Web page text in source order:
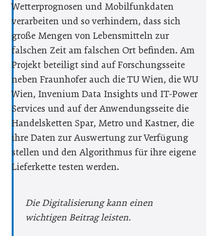
Wetterprognosen und Mobilfunkdaten
verarbeiten und so verhindern, dass sich
große Mengen von Lebensmitteln zur
falschen Zeit am falschen Ort befinden. Am
Projekt beteiligt sind auf Forschungsseite
neben Fraunhofer auch die TU Wien, die WU
Wien, Invenium Data Insights und IT-Power
Services und auf der Anwendungsseite die
Handelsketten Spar, Metro und Kast­ner, die
ihre Daten zur Auswertung zur Verfügung
stellen und den Algorithmus für ihre eigene
Lieferkette testen werden.
Die Digitalisierung kann einen
wichtigen Beitrag leisten.